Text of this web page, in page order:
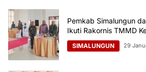
Pemkab Simalungun
Ikuti Rakornis TMMD
SIMALUNGUN 29